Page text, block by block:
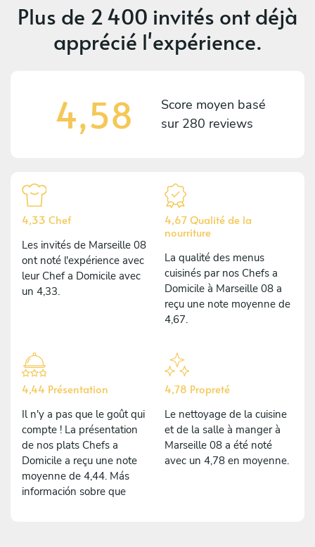
Plus de 2 400 invités ont déjà
apprécié l'expérience.
4,58
Score moyen basé
sur 280 reviews
4,33 Chef
Les invités de Marseille 08
ont noté l'expérience avec
leur Chef a Domicile avec
un 4,33.
4,67 Qualité de la
nourriture
La qualité des menus
cuisinés par nos Chefs a
Domicile à Marseille 08 a
reçu une note moyenne de
4,67.
4,44 Présentation
Il n'y a pas que le goût qui
compte ! La présentation
de nos plats Chefs a
Domicile a reçu une note
moyenne de 4,44. Más
información sobre que
4,78 Propreté
Le nettoyage de la cuisine
et de la salle à manger à
Marseille 08 a été noté
avec un 4,78 en moyenne.